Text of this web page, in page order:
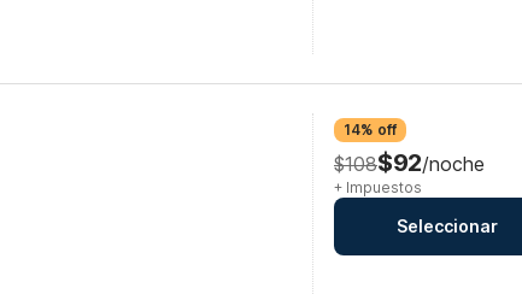
14% off
$108$92/noche
+ Impuestos
Seleccionar